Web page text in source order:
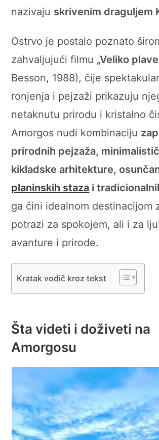
nazivaju skrivenim draguljem
Ostrvo je postalo poznato
zahvaljujući filmu „Veliko
Besson, 1988), čije
ronjenja i pejzaži prikazuju
netaknutu prirodu i kristalno
Amorgos nudi kombinaciju
prirodnih pejzaža,
kikladske arhitekture,
planinskih staza i
ga čini idealnom destinacijom
potrazi za spokojem, ali i za
avanture i prirode.
Kratak vodič kroz tekst
Šta videti i doživeti na
Amorgosu